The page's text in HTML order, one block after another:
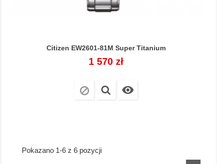
Citizen EW2601-81M Super Titanium
Cena
1 570 zł

Pokazano 1-6 z 6 pozycji